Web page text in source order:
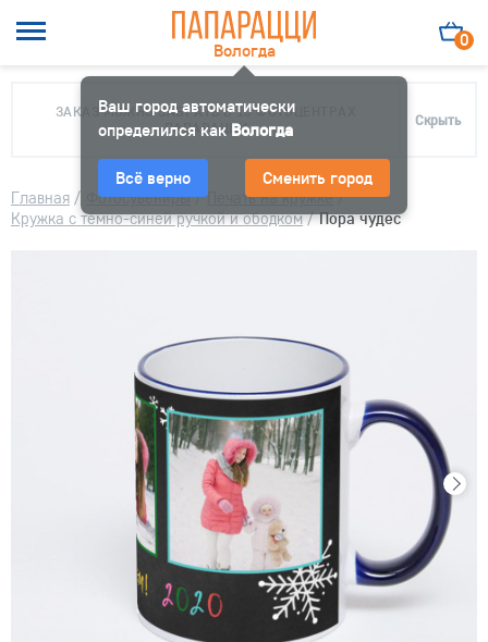
Вологда
Ваш город автоматически
определился как Вологда
Всё верно Сменить город
0
ЗАКАЗ МОЖНО ЗАБРАТЬ В 10 ФОТОЦЕНТРАХ
ПАПАРАЦЦИ
Скрыть
Главная / Фотосувениры/ Печать на кружке/
Кружка с тёмно-синей ручкой и ободком/ Пора чудес